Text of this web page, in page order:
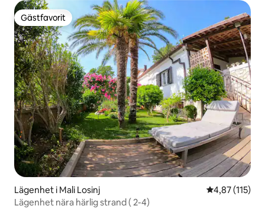
Gästfavorit
Gästfavorit
Lägenhet i Mali Losinj 4,87 av 5 i
4,87 (115)
Lägenhet nära härlig strand ( 2-4)